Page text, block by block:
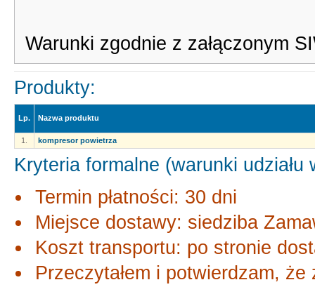
Warunki zgodnie z załączonym
Produkty:
Lp. Nazwa produktu
1. kompresor powietrza
Kryteria formalne (warunki udziału
Termin płatności: 30 dni
Miejsce dostawy: siedziba
Koszt transportu: po stronie
Przeczytałem i potwierdzam,